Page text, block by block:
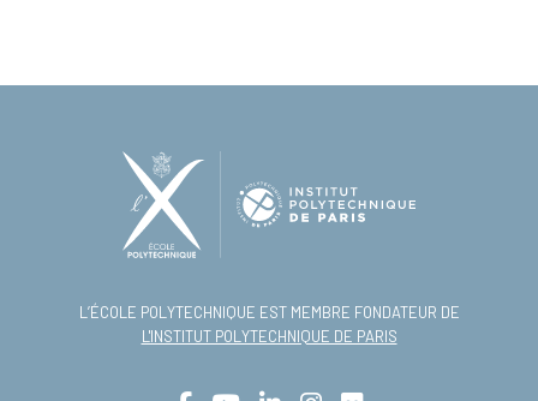
L’ÉCOLE POLYTECHNIQUE EST MEMBRE FONDATEUR DE
L'INSTITUT POLYTECHNIQUE DE PARIS